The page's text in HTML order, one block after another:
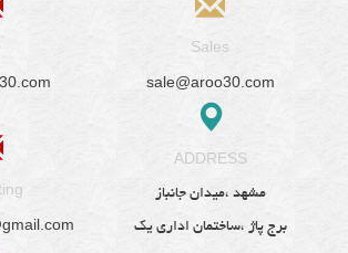
Sales
sale@aroo30.com
ADDRESS
مشهد ،میدان جانباز
برج پاژ ،ساختمان اداری یک